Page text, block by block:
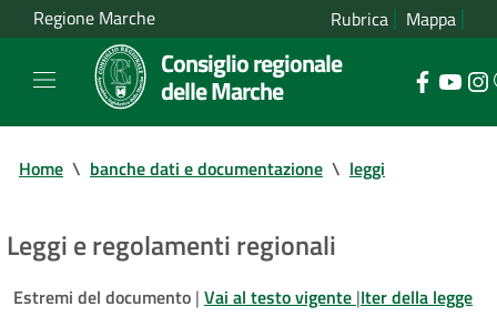
Regione Marche Rubrica Mappa
Consiglio regionale
delle Marche
Home \ banche dati e documentazione \ leggi
Leggi e regolamenti regionali
Estremi del documento | Vai al testo vigente |Iter della legge